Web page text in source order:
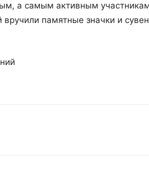
а самым активным участникам
вручили памятные значки и